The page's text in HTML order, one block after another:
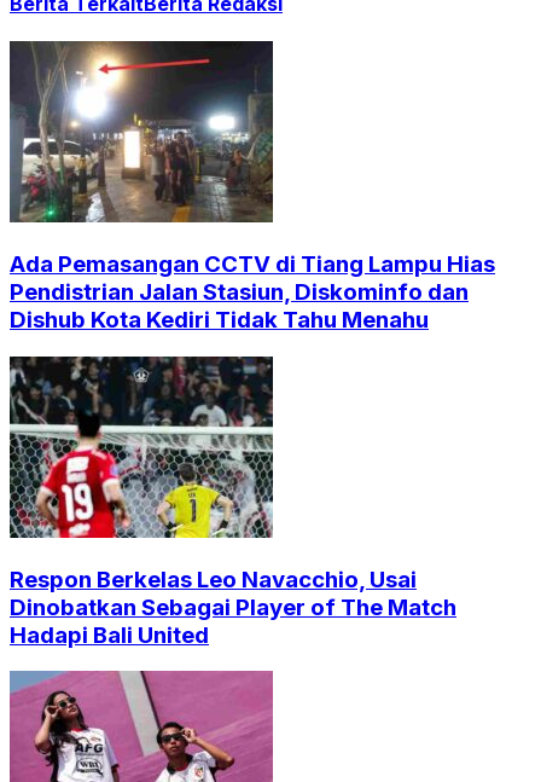
Ada Pemasangan CCTV di Tiang Lampu Hias
Pendistrian Jalan Stasiun, Diskominfo dan
Dishub Kota Kediri Tidak Tahu Menahu
Respon Berkelas Leo Navacchio, Usai
Dinobatkan Sebagai Player of The Match
Hadapi Bali United